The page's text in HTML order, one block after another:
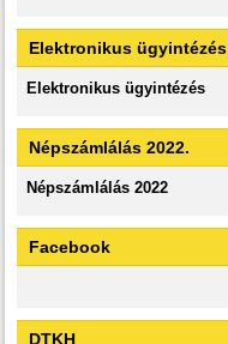
Elektronikus ügyintézés
Elektronikus ügyintézés
Népszámlálás 2022.
Népszámlálás 2022
Facebook
DTKH